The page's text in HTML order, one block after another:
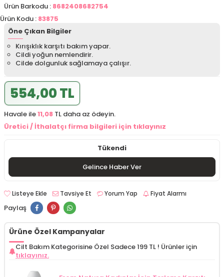
Ürün Barkodu : 8682408682754
Ürün Kodu : 83875
Öne Çıkan Bilgiler
Kırışıklık karşıtı bakım yapar.
Cildi yoğun nemlendirir.
Cilde dolgunluk sağlamaya çalışır.
554,00 TL
Havale ile11,08 TL daha az ödeyin.
Üretici / İthalatçı firma bilgileri için tıklayınız
Tükendi
Gelince Haber Ver
Listeye Ekle Tavsiye Et Yorum Yap Fiyat Alarmı
Paylaş
Ürüne Özel Kampanyalar
Cilt Bakım Kategorisine Özel Sadece 199 TL ! Ürünler için
tıklayınız.